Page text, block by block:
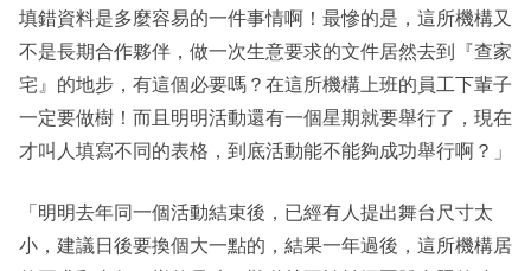
填錯資料是多麼容易的一件事情啊！最慘的是，這所機構又
不是長期合作夥伴，做一次生意要求的文件居然去到『查家
宅』的地步，有這個必要嗎？在這所機構上班的員工下輩子
一定要做樹！而且明明活動還有一個星期就要舉行了，現在
才叫人填寫不同的表格，到底活動能不能夠成功舉行啊？」
「明明去年同一個活動結束後，已經有人提出舞台尺寸太
小，建議日後要換個大一點的，結果一年過後，這所機構居